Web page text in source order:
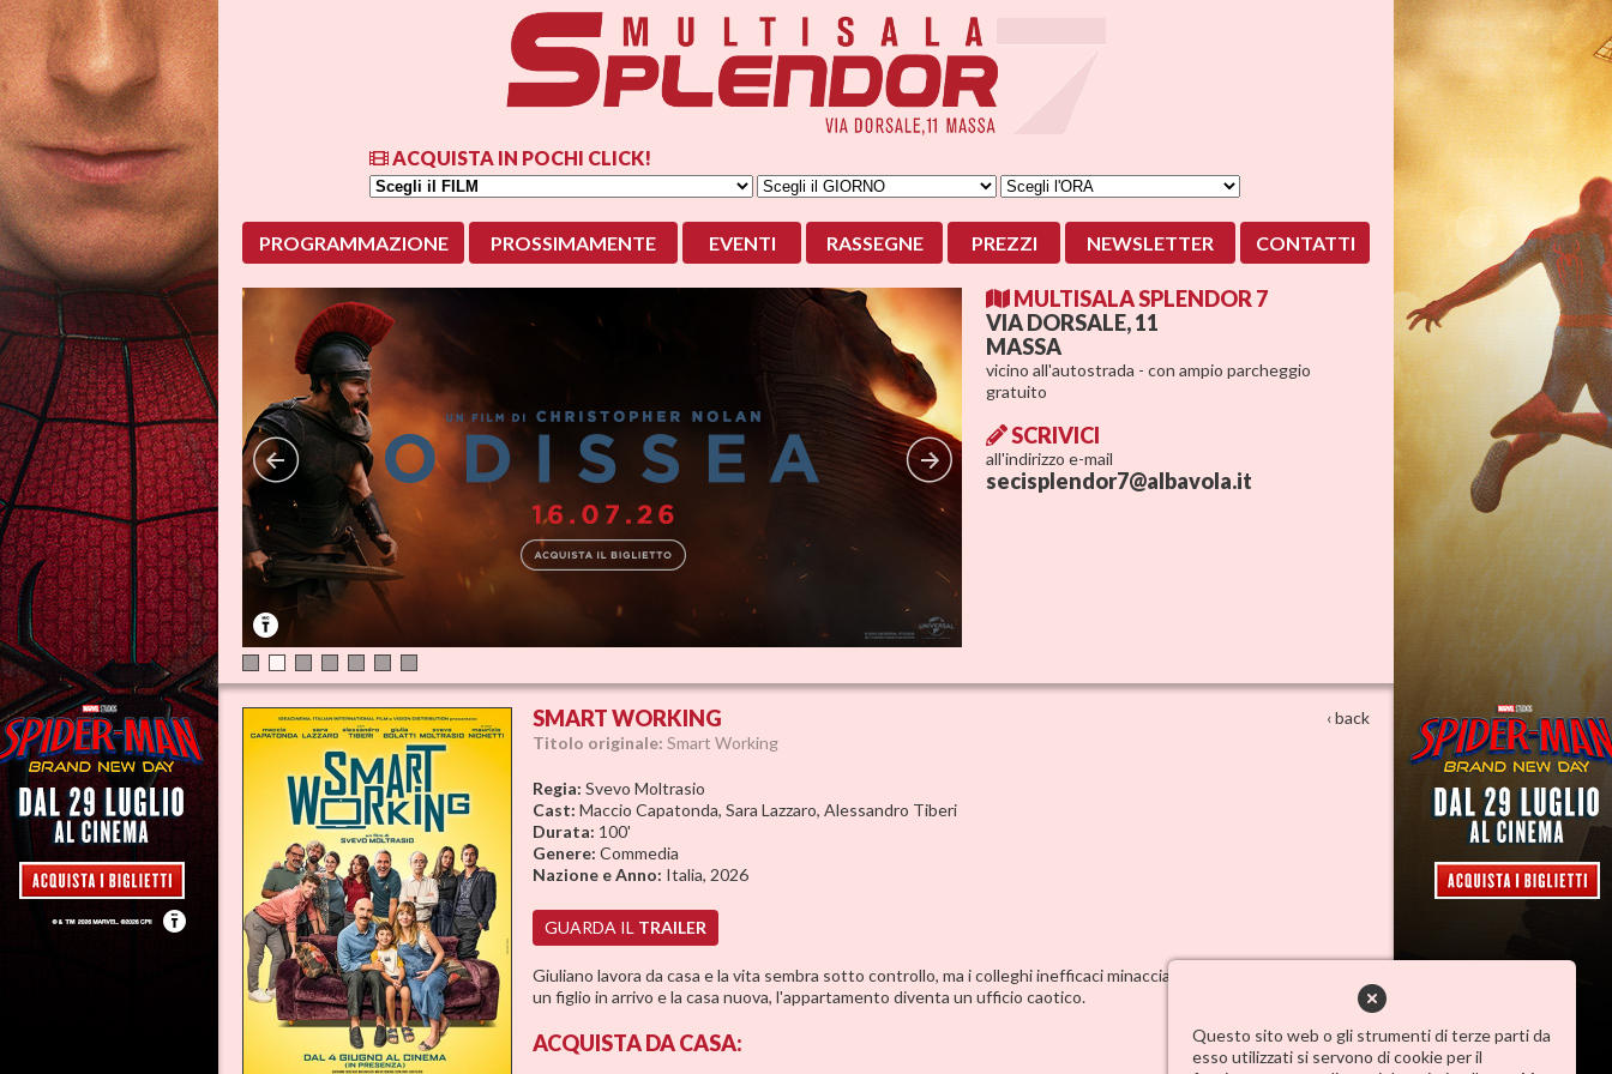
Questo sito web o gli strumenti di terze parti da
esso utilizzati si servono di cookie per il
ACQUISTA IN POCHI CLICK!
PROGRAMMAZIONE PROSSIMAMENTE EVENTI RASSEGNE PREZZI NEWSLETTER CONTATTI
MULTISALA SPLENDOR 7
VIA DORSALE, 11
MASSA
vicino all'autostrada - con ampio parcheggio
gratuito
SCRIVICI
all'indirizzo e-mail
secisplendor7@albavola.it
‹ back
SMART WORKING
Titolo originale: Smart Working
Regia: Svevo Moltrasio
Cast: Maccio Capatonda, Sara Lazzaro, Alessandro Tiberi
Durata: 100'
Genere: Commedia
Nazione e Anno: Italia, 2026
GUARDA IL TRAILER
Giuliano lavora da casa e la vita sembra sotto controllo, ma i colleghi inefficaci minacciano il ritorno in ufficio. Tra
un figlio in arrivo e la casa nuova, l'appartamento diventa un ufficio caotico.
ACQUISTADA CASA: